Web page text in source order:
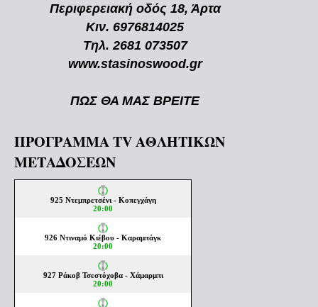
Περιφερειακή οδός 18, Άρτα
Κιν. 6976814025
Τηλ. 2681 073507
www.stasinoswood.gr
ΠΩΣ ΘΑ ΜΑΣ ΒΡΕΙΤΕ
ΠΡΟΓΡΑΜΜΑ TV ΑΘΛΗΤΙΚΩΝ
ΜΕΤΑΔΟΣΕΩΝ